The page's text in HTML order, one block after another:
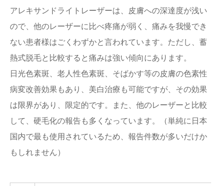
アレキサンドライトレーザーは、皮膚への深達度が浅い
ので、他のレーザーに比べ疼痛が弱く、痛みを我慢でき
ない患者様はごくわずかと言われています。ただし、蓄
熱式脱毛と比較すると痛みは強い傾向にあります。
日光色素斑、老人性色素斑、そばかす等の皮膚の色素性
病変改善効果もあり、美白治療も可能ですが、その効果
は限界があり、限定的です。また、他のレーザーと比較
して、硬毛化の報告も多くなっています。（単純に日本
国内で最も使用されているため、報告件数が多いだけか
もしれません）